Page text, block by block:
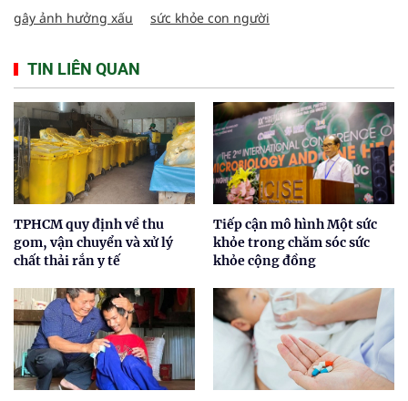
gây ảnh hưởng xấu
sức khỏe con người
TIN LIÊN QUAN
TPHCM quy định về thu
gom, vận chuyển và xử lý
chất thải rắn y tế
Tiếp cận mô hình Một sức
khỏe trong chăm sóc sức
khỏe cộng đồng